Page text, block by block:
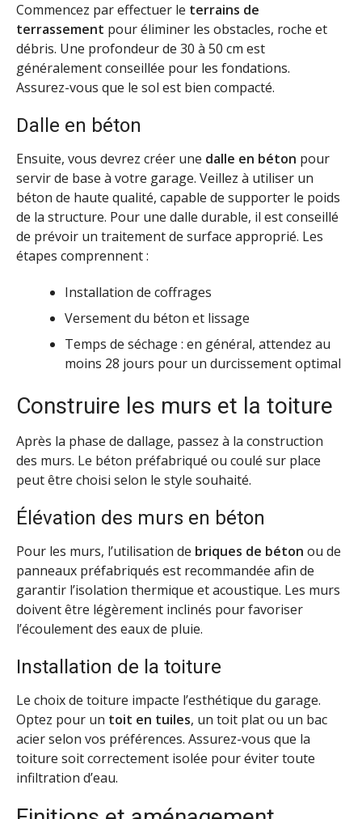
Commencez par effectuer le terrains de
terrassement pour éliminer les obstacles, roche et
débris. Une profondeur de 30 à 50 cm est
généralement conseillée pour les fondations.
Assurez-vous que le sol est bien compacté.
Dalle en béton
Ensuite, vous devrez créer une dalle en béton pour
servir de base à votre garage. Veillez à utiliser un
béton de haute qualité, capable de supporter le poids
de la structure. Pour une dalle durable, il est conseillé
de prévoir un traitement de surface approprié. Les
étapes comprennent :
Installation de coffrages
Versement du béton et lissage
Temps de séchage : en général, attendez au
moins 28 jours pour un durcissement optimal
Construire les murs et la toiture
Après la phase de dallage, passez à la construction
des murs. Le béton préfabriqué ou coulé sur place
peut être choisi selon le style souhaité.
Élévation des murs en béton
Pour les murs, l’utilisation de briques de béton ou de
panneaux préfabriqués est recommandée afin de
garantir l’isolation thermique et acoustique. Les murs
doivent être légèrement inclinés pour favoriser
l’écoulement des eaux de pluie.
Installation de la toiture
Le choix de toiture impacte l’esthétique du garage.
Optez pour un toit en tuiles, un toit plat ou un bac
acier selon vos préférences. Assurez-vous que la
toiture soit correctement isolée pour éviter toute
infiltration d’eau.